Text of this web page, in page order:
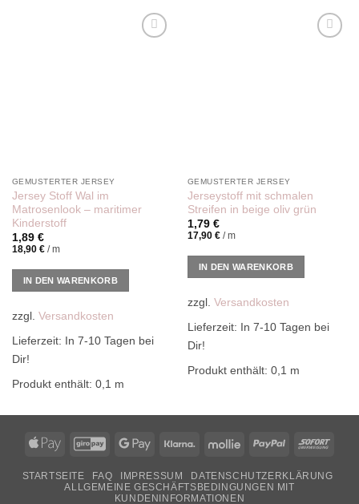
GEMUSTERTER JERSEY
Jersey Stoff Wal im
Matrosenlook – maritimer
Kinderstoff
1,89 €
18,90 €/m
IN DEN WARENKORB
zzgl. Versandkosten
Lieferzeit: In 7-10 Tagen bei
Dir!
Produkt enthält: 0,1 m
GEMUSTERTER JERSEY
Jerseystoff mit schmalen
Streifen in beige oliv grün
1,79 €
17,90 €/m
IN DEN WARENKORB
zzgl. Versandkosten
Lieferzeit: In 7-10 Tagen bei
Dir!
Produkt enthält: 0,1 m
Apple
GiroPay Google
Klarna Mollie PayPal Sofort
STARTSEITE FAQ IMPRESSUM
DATENSCHUTZERKLÄRUNG
ALLGEMEINE GESCHÄFTSBEDINGUNGEN MIT
KUNDENINFORMATIONEN